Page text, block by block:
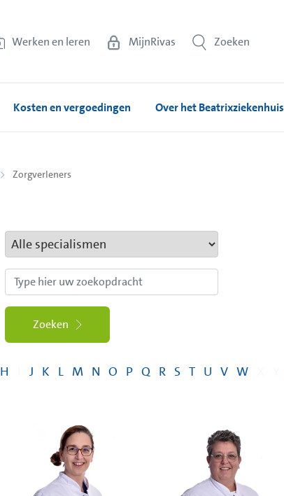
Werken en leren MijnRivas Zoeken
Kosten en vergoedingen Over het Beatrixziekenhuis
Zorgverleners
Zoeken
H J K L M N O P Q R S T U V W